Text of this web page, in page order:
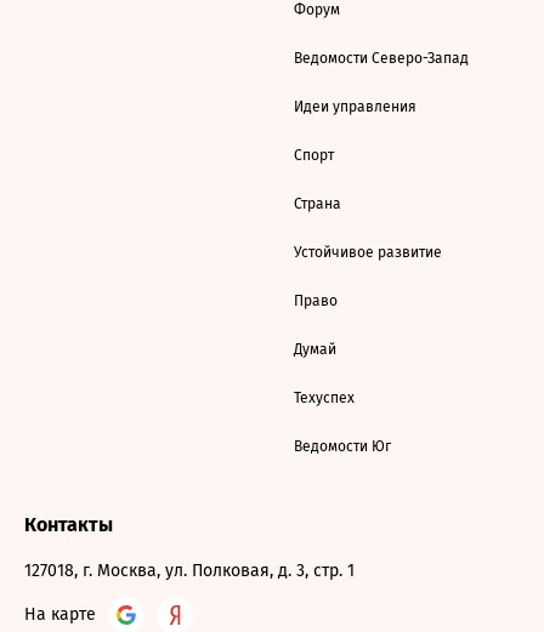
Форум
Ведомости Северо-Запад
Идеи управления
Спорт
Страна
Устойчивое развитие
Право
Думай
Техуспех
Ведомости Юг
Контакты
127018, г. Москва, ул. Полковая, д. 3, стр. 1
На карте